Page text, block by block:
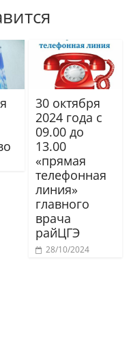
30 октября
2024 года с
09.00 до
13.00
«прямая
телефонная
линия»
главного
врача
райЦГЭ
28/10/2024